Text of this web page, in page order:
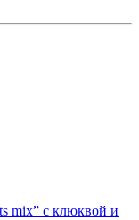
mix” с клюквой и